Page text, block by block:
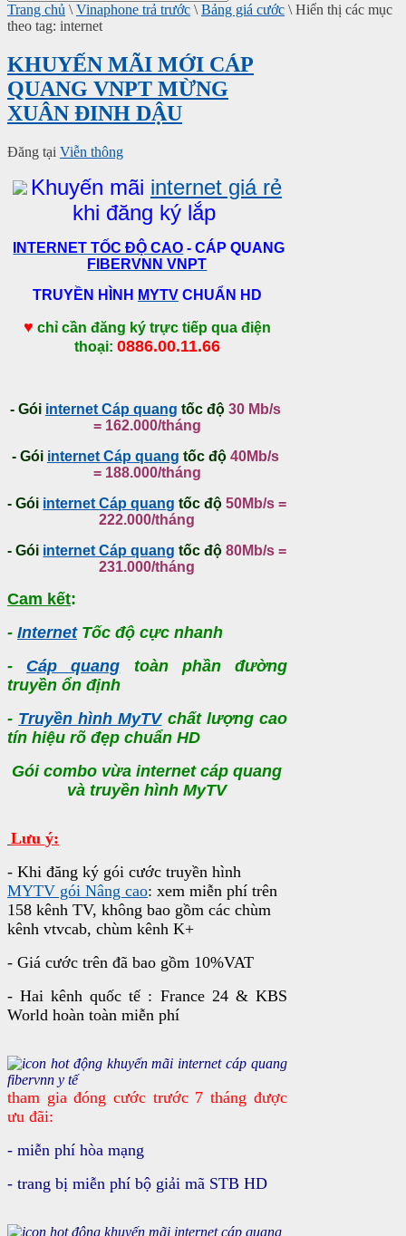
Trang chủ \ Vinaphone trả trước \ Bảng giá cước \ Hiển thị các mục
theo tag: internet
KHUYẾN MÃI MỚI CÁP
QUANG VNPT MỪNG
XUÂN ĐINH DẬU
Đăng tại Viễn thông
Khuyến mãi internet giá rẻ
khi đăng ký lắp
INTERNET TỐC ĐỘ CAO - CÁP QUANG
FIBERVNN VNPT
TRUYỀN HÌNH MYTVCHUẨN HD
♥ chỉ cần đăng ký trực tiếp qua điện
thoại: 0886.00.11.66
- Gói internet Cáp quang tốc độ 30 Mb/s
= 162.000/tháng
- Gói internet Cáp quang tốc độ 40Mb/s
= 188.000/tháng
- Gói internet Cáp quang tốc độ 50Mb/s =
222.000/tháng
- Gói internet Cáp quang tốc độ 80Mb/s =
231.000/tháng
Cam kết:
- InternetTốc độ cực nhanh
- Cáp quang toàn phần đường
truyền ổn định
- Truyền hình MyTVchất lượng cao
tín hiệu rõ đẹp chuẩn HD
Gói combo vừa internet cáp quang
và truyền hình MyTV
Lưu ý:
- Khi đăng ký gói cước truyền hình
MYTV gói Nâng cao: xem miễn phí trên
158 kênh TV, không bao gồm các chùm
kênh vtvcab, chùm kênh K+
- Giá cước trên đã bao gồm 10%VAT
-Hai kênh quốc tế : France 24 &KBS
World hoàn toàn miễn phí
tham gia đóng cước trước 7 tháng được
ưu đãi:
- miễn phí hòa mạng
- trang bị miễn phí bộ giải mã STB HD